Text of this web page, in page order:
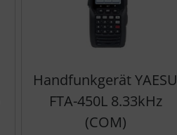
Handfunkgerät YAESU
FTA-450L 8.33kHz
(COM)